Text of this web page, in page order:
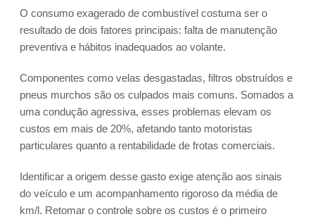
O consumo exagerado de combustível costuma ser o
resultado de dois fatores principais: falta de manutenção
preventiva e hábitos inadequados ao volante.
Componentes como velas desgastadas, filtros obstruídos e
pneus murchos são os culpados mais comuns. Somados a
uma condução agressiva, esses problemas elevam os
custos em mais de 20%, afetando tanto motoristas
particulares quanto a rentabilidade de frotas comerciais.
Identificar a origem desse gasto exige atenção aos sinais
do veículo e um acompanhamento rigoroso da média de
km/l. Retomar o controle sobre os custos é o primeiro